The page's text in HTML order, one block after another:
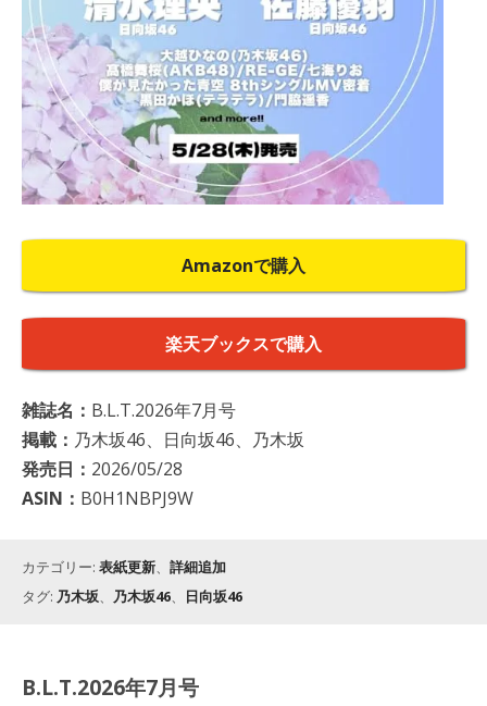
Amazonで購入
楽天ブックスで購入
雑誌名： B.L.T.2026年7月号
掲載： 乃木坂46、日向坂46、乃木坂
発売日： 2026/05/28
ASIN： B0H1NBPJ9W
カテゴリー: 表紙更新、 詳細追加
タグ: 乃木坂、 乃木坂46、 日向坂46
B.L.T.2026年7月号